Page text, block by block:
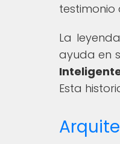
testimonio
La
ayuda en
Esta